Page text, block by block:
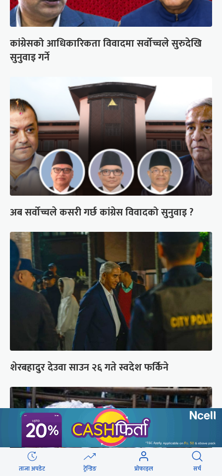
कांग्रेसको आधिकारिकता विवादमा सर्वोच्चले सुरुदेखि
सुनुवाइ गर्ने
अब सर्वोच्चले कसरी गर्छ कांग्रेस विवादको सुनुवाइ ?
शेरबहादुर देउवा साउन २६ गते स्वदेश फर्किने
ताजा अपडेट ट्रेन्डिङ प्रोफाइल सर्च